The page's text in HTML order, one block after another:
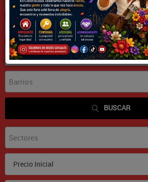
Tipo de inmueble
Municipios
Barrios
BUSCAR
Sectores